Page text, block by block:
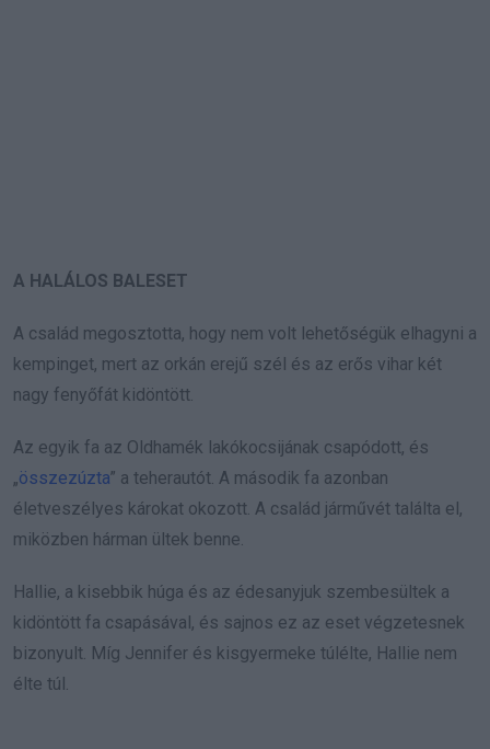
A HALÁLOS BALESET
A család megosztotta, hogy nem volt lehetőségük elhagyni a
kempinget, mert az orkán erejű szél és az erős vihar két
nagy fenyőfát kidöntött.
Az egyik fa az Oldhamék lakókocsijának csapódott, és
„összezúzta” a teherautót. A második fa azonban
életveszélyes károkat okozott. A család járművét találta el,
miközben hárman ültek benne.
Hallie, a kisebbik húga és az édesanyjuk szembesültek a
kidöntött fa csapásával, és sajnos ez az eset végzetesnek
bizonyult. Míg Jennifer és kisgyermeke túlélte, Hallie nem
élte túl.